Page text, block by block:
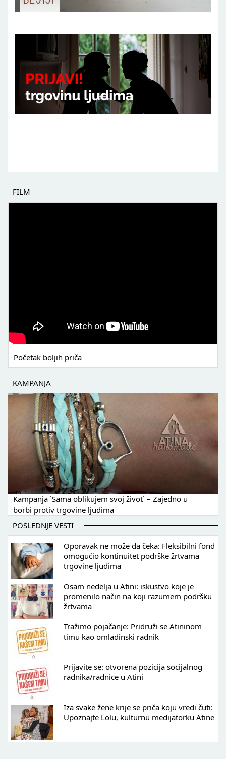
FILM
Početak boljih priča
KAMPANJA
Kampanja `Sama oblikujem svoj život` – Zajedno u
borbi protiv trgovine ljudima
POSLEDNJE VESTI
Oporavak ne može da čeka: Fleksibilni fond
omogućio kontinuitet podrške žrtvama
trgovine ljudima
Osam nedelja u Atini: iskustvo koje je
promenilo način na koji razumem podršku
žrtvama
Tražimo pojačanje: Pridruži se Atininom
timu kao omladinski radnik
Prijavite se: otvorena pozicija socijalnog
radnika/radnice u Atini
Iza svake žene krije se priča koju vredi čuti:
Upoznajte Lolu, kulturnu medijatorku Atine